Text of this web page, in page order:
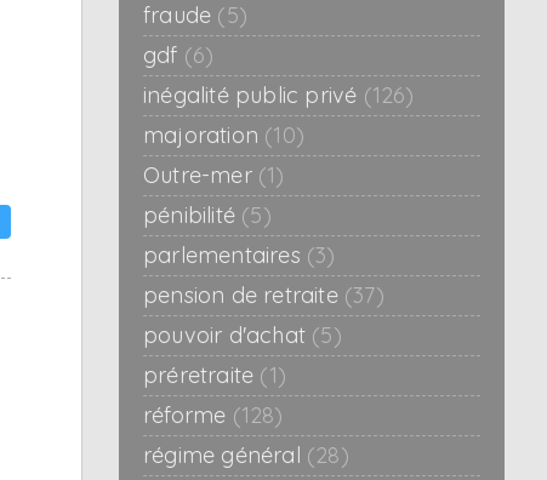
fraude (5)
gdf (6)
inégalité public privé (126)
majoration (10)
Outre-mer (1)
pénibilité (5)
parlementaires (3)
pension de retraite (37)
pouvoir d'achat (5)
préretraite (1)
réforme (128)
régime général (28)